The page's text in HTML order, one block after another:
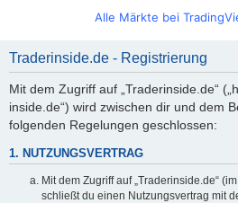
Alle Märkte bei
Traderinside.de - Registrierung
Mit dem Zugriff auf „Traderinside.de“
inside.de“) wird zwischen dir und dem
folgenden Regelungen geschlossen:
1. NUTZUNGSVERTRAG
Mit dem Zugriff auf „Traderinside.de“
schließt du einen Nutzungsvertrag mit